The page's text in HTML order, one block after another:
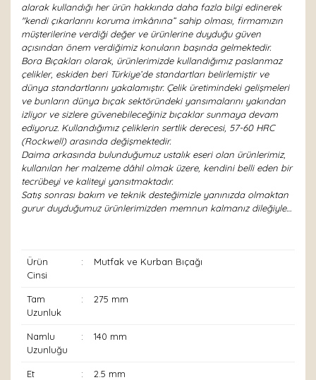
alarak kullandığı her ürün hakkında daha fazla bilgi edinerek
"kendi çıkarlarını koruma imkânına” sahip olması, firmamızın
müşterilerine verdiği değer ve ürünlerine duyduğu güven
açısından önem verdiğimiz konuların başında gelmektedir.
Bora Bıçakları olarak, ürünlerimizde kullandığımız paslanmaz
çelikler, eskiden beri Türkiye’de standartları belirlemiştir ve
dünya standartlarını yakalamıştır. Çelik üretimindeki gelişmeleri
ve bunların dünya bıçak sektöründeki yansımalarını yakından
izliyor ve sizlere güvenebileceğiniz bıçaklar sunmaya devam
ediyoruz. Kullandığımız çeliklerin sertlik derecesi, 57-60 HRC
(Rockwell) arasında değişmektedir.
Daima arkasında bulunduğumuz ustalık eseri olan ürünlerimiz,
kullanılan her malzeme dâhil olmak üzere, kendini belli eden bir
tecrübeyi ve kaliteyi yansıtmaktadır.
Satış sonrası bakım ve teknik desteğimizle yanınızda olmaktan
gurur duyduğumuz ürünlerimizden memnun kalmanız dileğiyle…
Ürün
Cinsi
: Mutfak ve Kurban Bıçağı
Tam
Uzunluk
: 275 mm
Namlu
Uzunluğu
: 140 mm
Et
: 2.5 mm